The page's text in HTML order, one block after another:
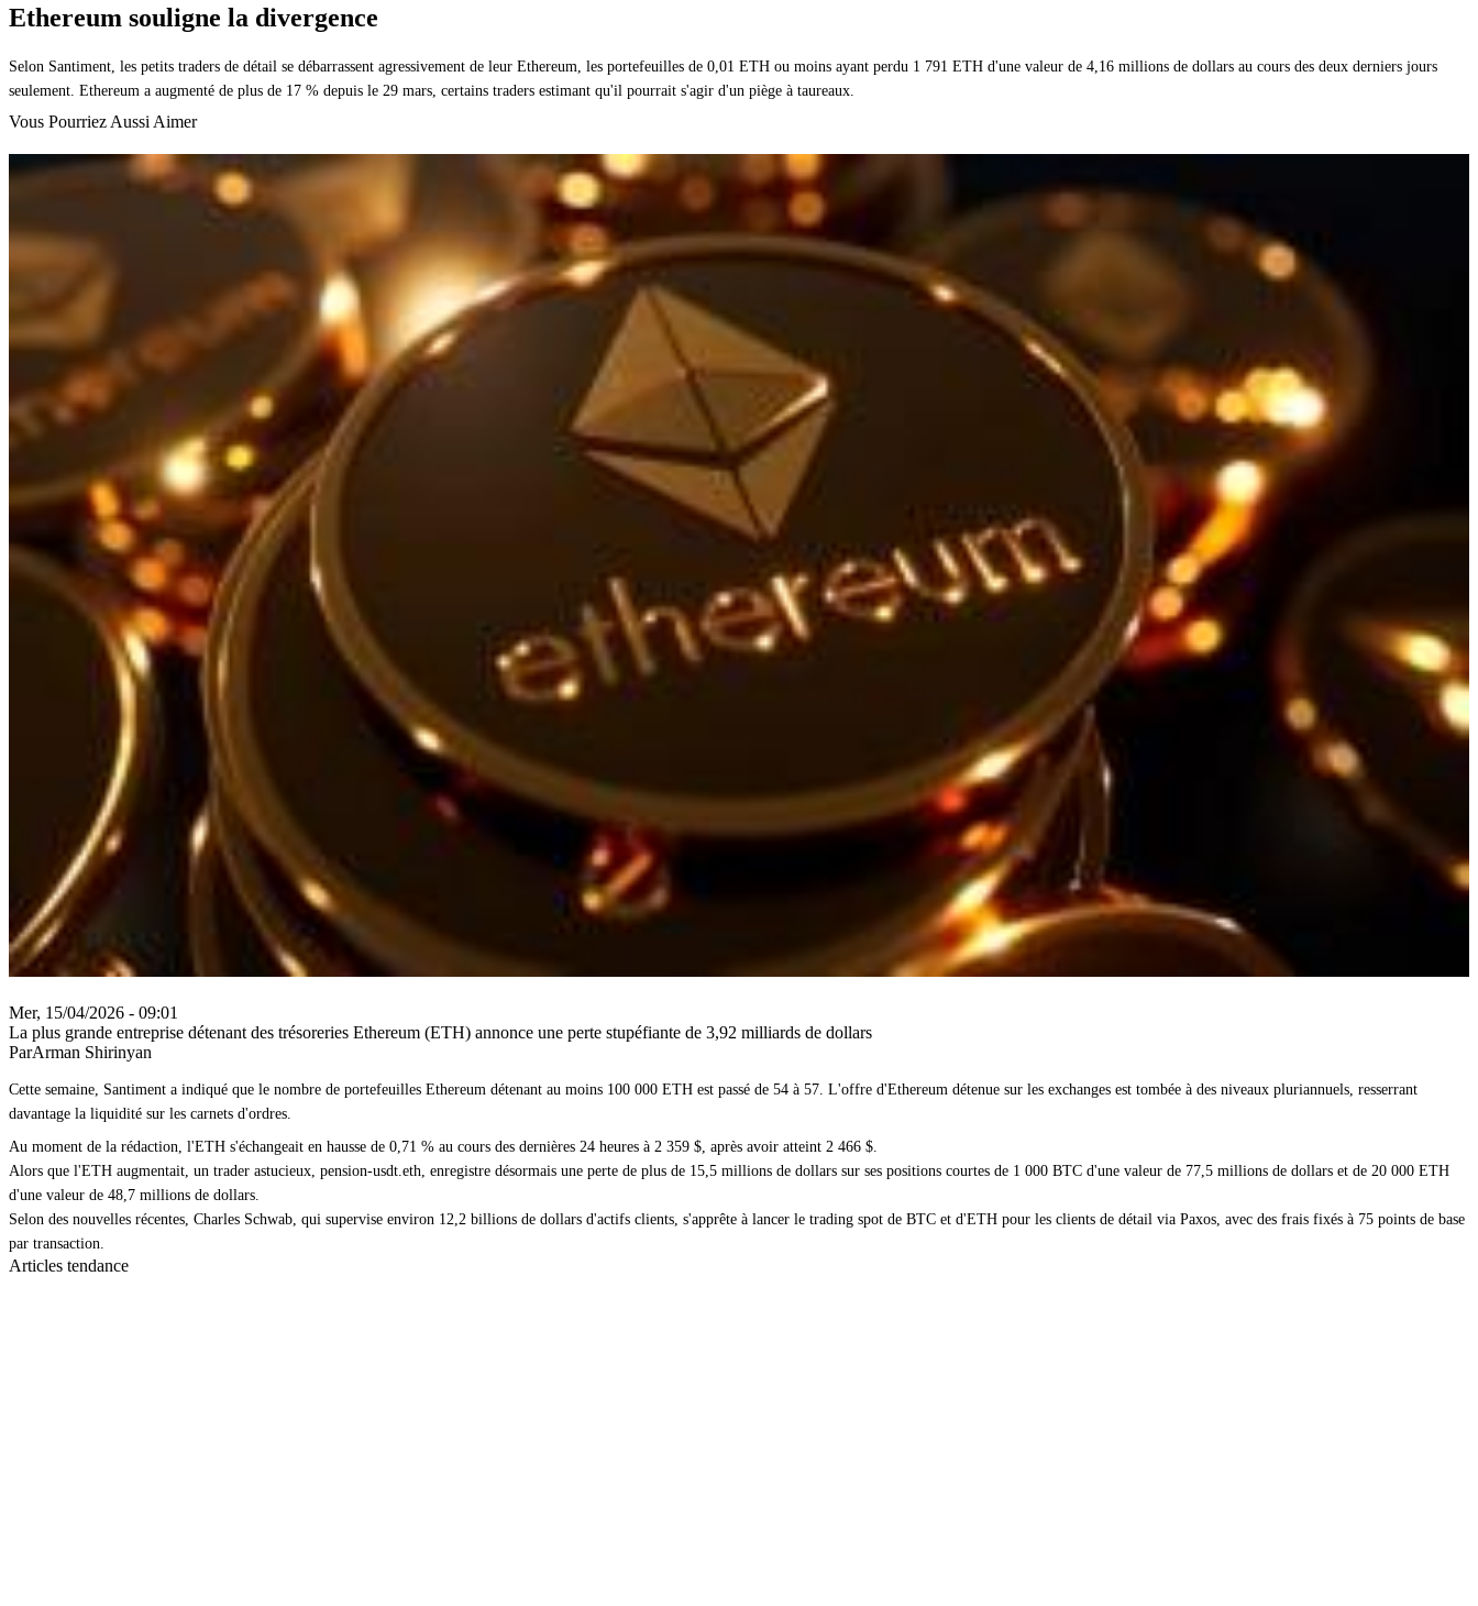
Ethereum souligne la divergence
Selon Santiment, les petits traders de détail se débarrassent agressivement de leur Ethereum, les portefeuilles de 0,01 ETH ou moins ayant perdu 1 791 ETH d'une valeur de 4,16 millions de dollars au cours des deux derniers jours
seulement. Ethereum a augmenté de plus de 17 % depuis le 29 mars, certains traders estimant qu'il pourrait s'agir d'un piège à taureaux.
Vous Pourriez Aussi Aimer
Mer, 15/04/2026 - 09:01
La plus grande entreprise détenant des trésoreries Ethereum (ETH) annonce une perte stupéfiante de 3,92 milliards de dollars
ParArman Shirinyan
Cette semaine, Santiment a indiqué que le nombre de portefeuilles Ethereum détenant au moins 100 000 ETH est passé de 54 à 57. L'offre d'Ethereum détenue sur les exchanges est tombée à des niveaux pluriannuels, resserrant
davantage la liquidité sur les carnets d'ordres.
Au moment de la rédaction, l'ETH s'échangeait en hausse de 0,71 % au cours des dernières 24 heures à 2 359 $, après avoir atteint 2 466 $.
Alors que l'ETH augmentait, un trader astucieux, pension-usdt.eth, enregistre désormais une perte de plus de 15,5 millions de dollars sur ses positions courtes de 1 000 BTC d'une valeur de 77,5 millions de dollars et de 20 000 ETH
d'une valeur de 48,7 millions de dollars.
Selon des nouvelles récentes, Charles Schwab, qui supervise environ 12,2 billions de dollars d'actifs clients, s'apprête à lancer le trading spot de BTC et d'ETH pour les clients de détail via Paxos, avec des frais fixés à 75 points de base
par transaction.
Articles tendance